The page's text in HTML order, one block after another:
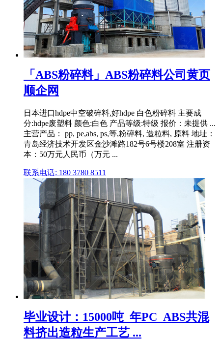
「ABS粉碎料」ABS粉碎料公司黄页
顺企网
日本进口hdpe中空破碎料,好hdpe 白色粉碎料 主要成
分:hdpe废塑料 颜色:白色 产品等级:特级 报价：未提供 ...
主营产品： pp, pe,abs, ps,等,粉碎料, 造粒料, 原料 地址：
青岛经济技术开发区金沙滩路182号6号楼208室 注册资
本：50万元人民币（万元 ...
联系电话: 180 3780 8511
毕业设计：15000吨_年PC_ABS共混
料挤出造粒生产工艺 ...